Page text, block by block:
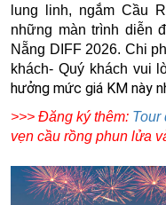
lung linh, ngắm Cầu
những màn trình diễn
Nẵng DIFF 2026. Chi
khách- Quý khách vui
hưởng mức giá KM này
>>> Đăng ký thêm: Tour
vẹn cầu rồng phun lửa